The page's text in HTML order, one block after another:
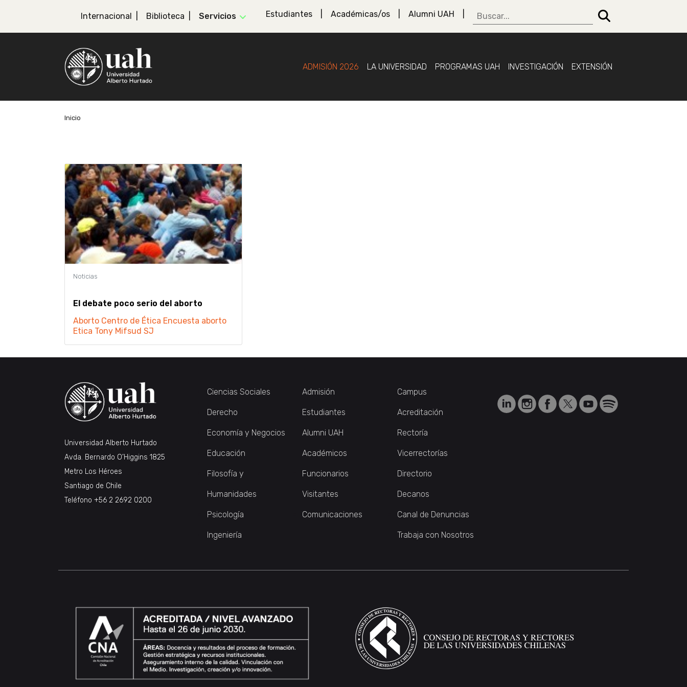
Internacional Biblioteca Servicios Estudiantes Académicas/os Alumni UAH
ADMISIÓN 2026 LA UNIVERSIDAD PROGRAMAS UAH INVESTIGACIÓN EXTENSIÓN
Inicio
El debate poco serio del aborto
Aborto Centro de Ética Encuesta aborto
Etica Tony Mifsud SJ
Universidad Alberto Hurtado
Avda. Bernardo O’Higgins 1825
Metro Los Héroes
Santiago de Chile
Teléfono +56 2 2692 0200
Ciencias Sociales
Derecho
Economía y Negocios
Educación
Filosofía y
Humanidades
Psicología
Ingeniería
Admisión
Estudiantes
Alumni UAH
Académicos
Funcionarios
Visitantes
Comunicaciones
Campus
Acreditación
Rectoría
Vicerrectorías
Directorio
Decanos
Canal de Denuncias
Trabaja con Nosotros